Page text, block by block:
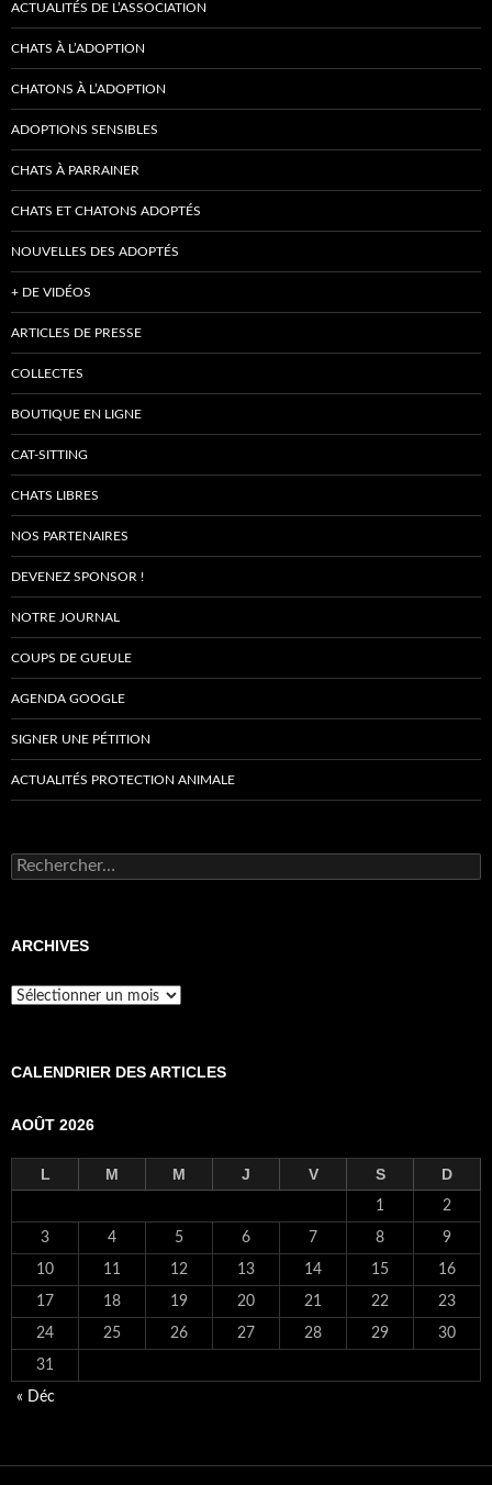
ACTUALITÉS DE L’ASSOCIATION
CHATS À L’ADOPTION
CHATONS À L’ADOPTION
ADOPTIONS SENSIBLES
CHATS À PARRAINER
CHATS ET CHATONS ADOPTÉS
NOUVELLES DES ADOPTÉS
+ DE VIDÉOS
ARTICLES DE PRESSE
COLLECTES
BOUTIQUE EN LIGNE
CAT-SITTING
CHATS LIBRES
NOS PARTENAIRES
DEVENEZ SPONSOR !
NOTRE JOURNAL
COUPS DE GUEULE
AGENDA GOOGLE
SIGNER UNE PÉTITION
ACTUALITÉS PROTECTION ANIMALE
Rechercher :
ARCHIVES
Archives
CALENDRIER DES ARTICLES
AOÛT 2026
L M M J V S D
1 2
3 4 5 6 7 8 9
10 11 12 13 14 15 16
17 18 19 20 21 22 23
24 25 26 27 28 29 30
31
« Déc